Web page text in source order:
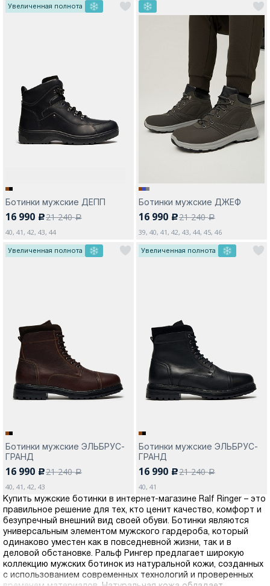
Увеличенная полнота
Ботинки мужские ДЕПП
16 990 c21 240a
40, 41, 42, 43, 44
Ботинки мужские ДЖЕФ
16 990 c21 240a
39, 40, 41, 42, 43, 44, 45, 46
Увеличенная полнота
Ботинки мужские ЭЛЬБРУС-
ГРАНД
16 990 c21 240a
40, 41, 42, 43
Увеличенная полнота
Ботинки мужские ЭЛЬБРУС-
ГРАНД
16 990 c21 240a
40, 41
Купить мужские ботинки в интернет-магазине Ralf Ringer – это
правильное решение для тех, кто ценит качество, комфорт и
безупречный внешний вид своей обуви. Ботинки являются
универсальным элементом мужского гардероба, который
одинаково уместен как в повседневной жизни, так и в
деловой обстановке. Ральф Рингер предлагает широкую
коллекцию мужских ботинок из натуральной кожи, созданных
с использованием современных технологий и проверенных